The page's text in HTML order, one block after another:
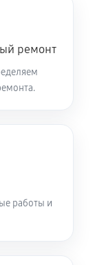
ремонт
работы и